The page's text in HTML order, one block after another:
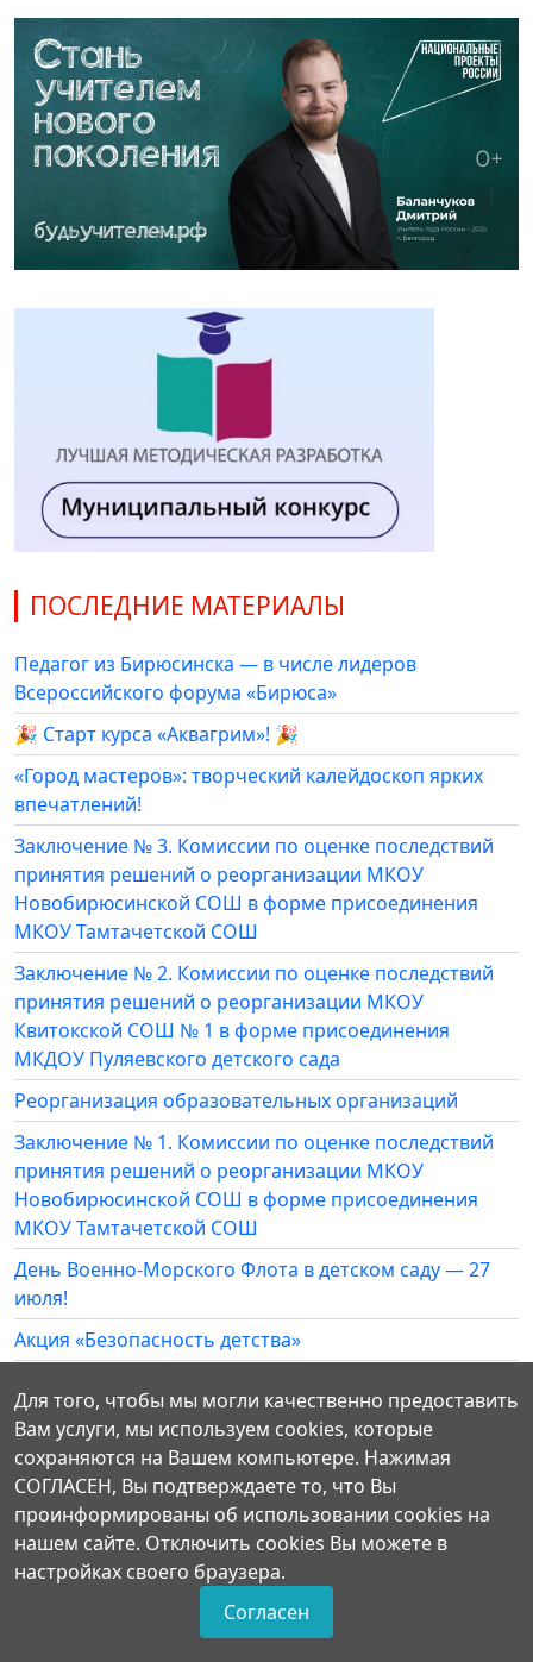
ПОСЛЕДНИЕ МАТЕРИАЛЫ
Педагог из Бирюсинска — в числе лидеров
Всероссийского форума «Бирюса»
🎉 Старт курса «Аквагрим»! 🎉
«Город мастеров»: творческий калейдоскоп ярких
впечатлений!
Заключение № 3. Комиссии по оценке последствий
принятия решений о реорганизации МКОУ
Новобирюсинской СОШ в форме присоединения
МКОУ Тамтачетской СОШ
Заключение № 2. Комиссии по оценке последствий
принятия решений о реорганизации МКОУ
Квитокской СОШ № 1 в форме присоединения
МКДОУ Пуляевского детского сада
Реорганизация образовательных организаций
Заключение № 1. Комиссии по оценке последствий
принятия решений о реорганизации МКОУ
Новобирюсинской СОШ в форме присоединения
МКОУ Тамтачетской СОШ
День Военно-Морского Флота в детском саду — 27
июля!
Акция «Безопасность детства»
детского сада «Белочка» в деле!
Для того, чтобы мы могли качественно предоставить
Вам услуги, мы используем cookies, которые
сохраняются на Вашем компьютере. Нажимая
СОГЛАСЕН, Вы подтверждаете то, что Вы
проинформированы об использовании cookies на
нашем сайте. Отключить cookies Вы можете в
настройках своего браузера.
Согласен